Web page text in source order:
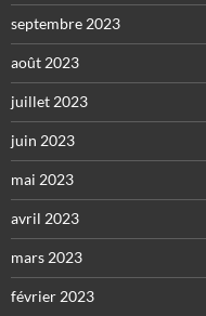
septembre 2023
août 2023
juillet 2023
juin 2023
mai 2023
avril 2023
mars 2023
février 2023